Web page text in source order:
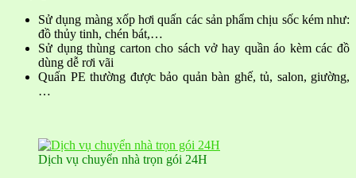
Sử dụng màng xốp hơi quấn các sản phẩm chịu sốc kém như:
đồ thủy tinh, chén bát,…
Sử dụng thùng carton cho sách vở hay quần áo kèm các đồ
dùng dễ rơi vãi
Quấn PE thường được bảo quản bàn ghế, tủ, salon, giường,
…
Dịch vụ chuyển nhà trọn gói 24H